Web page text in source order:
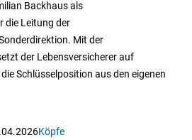
Backhaus als
die Leitung der
Mit der
der Lebensversicherer auf
Schlüsselposition aus den eigenen
Köpfe